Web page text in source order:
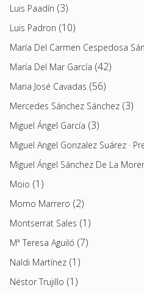
Luis Paadín (3)
Luis Padron (10)
María Del Carmen Cespedosa
María Del Mar García (42)
Maria José Cavadas (56)
Mercedes Sánchez Sánchez (3)
Miguel Ángel García (3)
Miguel Angel Gonzalez Suárez ·
Miguel Ángel Sánchez De La
Moio (1)
Momo Marrero (2)
Montserrat Sales (1)
Mª Teresa Aguiló (7)
Naldi Martínez (1)
Néstor Trujillo (1)